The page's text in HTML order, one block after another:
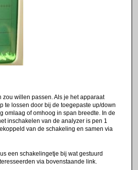
willen passen. Als je het apparaat
te lossen door bij de toegepaste up/down
omlaag of omhoog in span breedte. In de
inschakelen van de analyzer is pen 1
van de schakeling en samen via
een schakelingetje bij wat gestuurd
via bovenstaande link.